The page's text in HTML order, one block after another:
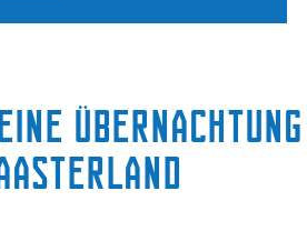
Übernachtung